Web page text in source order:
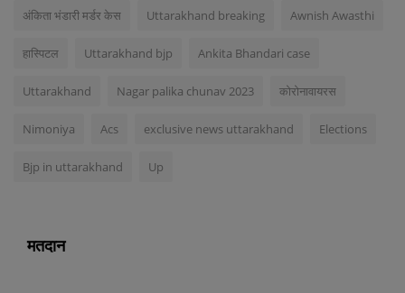
अंकिता भंडारी मर्डर केस Uttarakhand breaking Awnish Awasthi
हास्पिटल Uttarakhand bjp Ankita Bhandari case
Uttarakhand Nagar palika chunav 2023 कोरोनावायरस
Nimoniya Acs exclusive news uttarakhand Elections
Bjp in uttarakhand Up
मतदान